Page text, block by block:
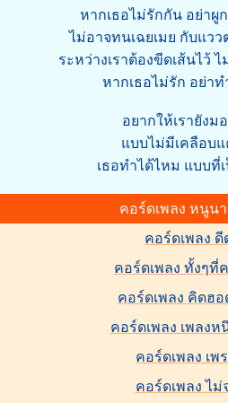
หากเธอไม่รักกัน อย่าผู
ไม่อาจทนเฉยเมย กับแว
ระหว่างเราต้องขีดเส้นไว้
หากเธอไม่รัก อย่าท
อยากให้เรายังม
แบบไม่มีเคลือบแ
เธอทำได้ไหม แบบที่
คอร์ดเพลง หนูน
คอร์ดเพลง ดี
คอร์ดเพลง ทั้งๆที่
คอร์ดเพลง คิดฮ
คอร์ดเพลง เพลง
คอร์ดเพลง เพ
คอร์ดเพลง ไม่